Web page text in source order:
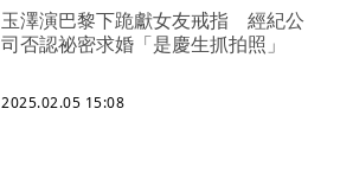
玉澤演巴黎下跪獻女友戒指 經紀公
司否認祕密求婚「是慶生抓拍照」
2025.02.05 15:08